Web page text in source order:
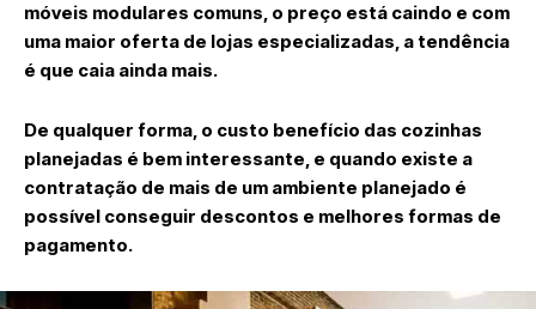
móveis modulares comuns, o preço está caindo e com
uma maior oferta de lojas especializadas, a tendência
é que caia ainda mais.
De qualquer forma, o custo benefício das cozinhas
planejadas é bem interessante, e quando existe a
contratação de mais de um ambiente planejado é
possível conseguir descontos e melhores formas de
pagamento.